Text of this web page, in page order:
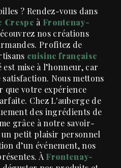
Crespe à Frontenay-
nos créations
Profitez de
cuisine française
mise à l’honneur, car
Nous mettons
votre expérience
Chez L'auberge de
des ingrédients de
grâce à notre savoir-
petit plaisir personnel
d’un événement, nos
À Frontenay-